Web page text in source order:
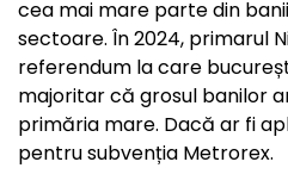
cea mai mare parte din
sectoare. În 2024, primarul
referendum la care
majoritar că grosul banilor
primăria mare. Dacă ar fi
pentru subvenția Metrorex.